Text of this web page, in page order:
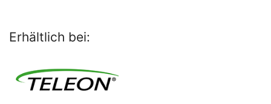
Erhältlich bei: